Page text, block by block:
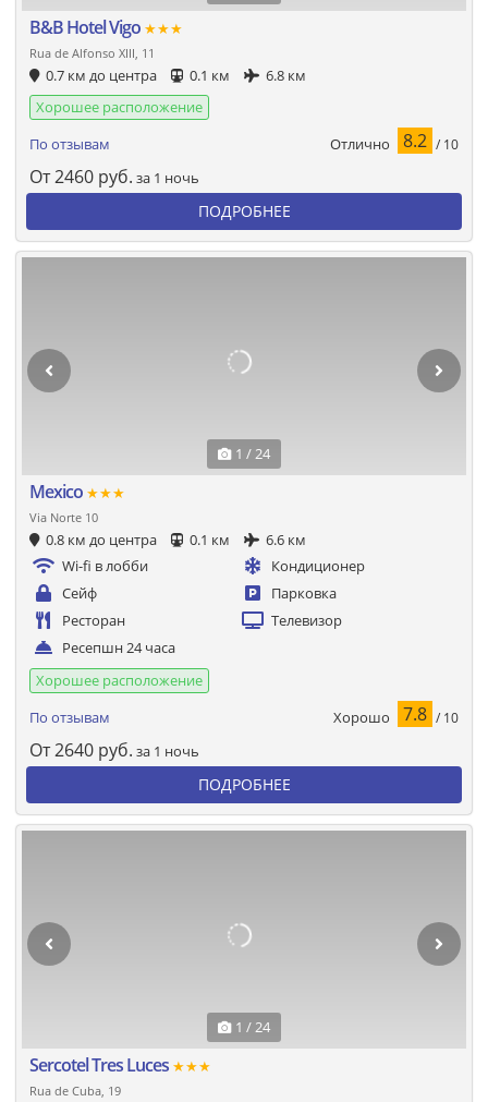
B&B Hotel Vigo ★★★
Rua de Alfonso XIII, 11
0.7 км до центра 0.1 км
6.8 км
Хорошее расположение
По отзывам
Отлично 8.2 / 10
От2460 руб. за 1 ночь
ПОДРОБНЕЕ
1 / 24
Mexico ★★★
Via Norte 10
0.8 км до центра 0.1 км
6.6 км
Wi-fi в лобби
Кондиционер
Сейф
Парковка
Ресторан
Телевизор
Ресепшн 24 часа
Хорошее расположение
По отзывам
Хорошо 7.8 / 10
От2640 руб. за 1 ночь
ПОДРОБНЕЕ
1 / 24
Sercotel Tres Luces ★★★
Rua de Cuba, 19